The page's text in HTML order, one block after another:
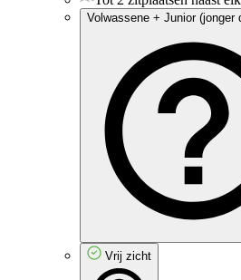
Volwassene + Junior (jonger
Vrij zicht